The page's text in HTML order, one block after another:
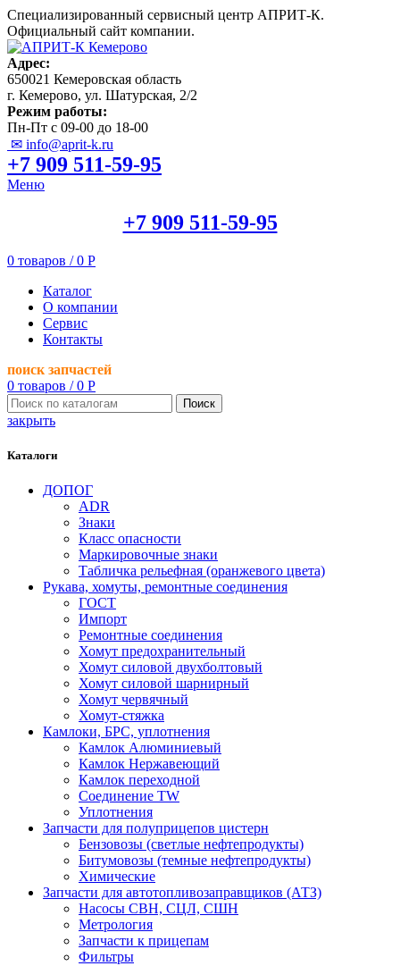
Специализированный сервисный центр АПРИТ-К.
Официальный сайт компании.
Адрес:
650021 Кемеровская область
г. Кемерово, ул. Шатурская, 2/2
Режим работы:
Пн-Пт с 09-00 до 18-00
✉ info@aprit-k.ru
+7 909 511-59-95
Меню
+7 909 511-59-95
0 товаров / 0 Р
Каталог
О компании
Сервис
Контакты
поиск запчастей
0 товаров / 0 Р
Поиск
закрыть
Каталоги
ДОПОГ
ADR
Знаки
Класс опасности
Маркировочные знаки
Табличка рельефная (оранжевого цвета)
Рукава, хомуты, ремонтные соединения
ГОСТ
Импорт
Ремонтные соединения
Хомут предохранительный
Хомут силовой двухболтовый
Хомут силовой шарнирный
Хомут червячный
Хомут-стяжка
Камлоки, БРС, уплотнения
Камлок Алюминиевый
Камлок Нержавеющий
Камлок переходной
Соединение TW
Уплотнения
Запчасти для полуприцепов цистерн
Бензовозы (светлые нефтепродукты)
Битумовозы (темные нефтепродукты)
Химические
Запчасти для автотопливозаправщиков (АТЗ)
Насосы СВН, СЦЛ, СШН
Метрология
Запчасти к прицепам
Фильтры